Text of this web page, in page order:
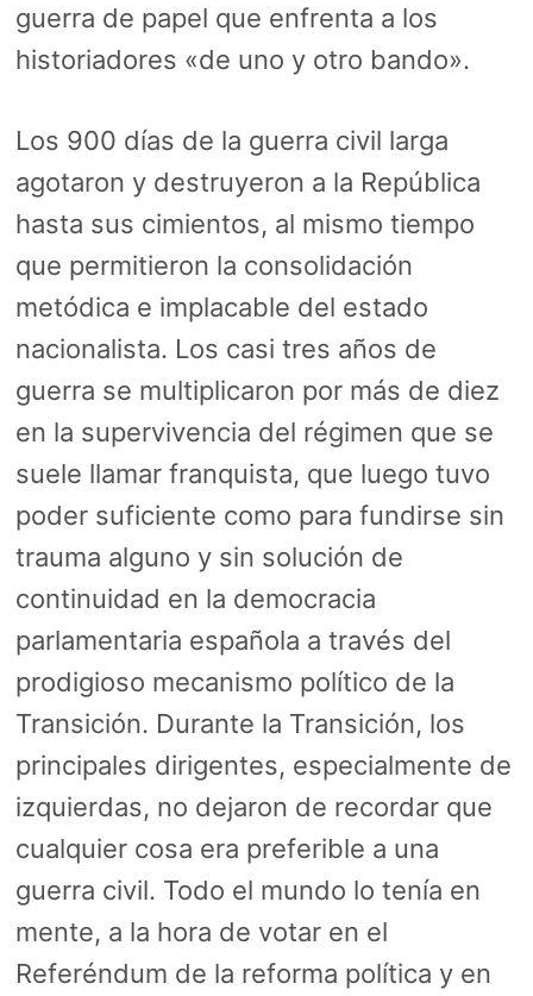
guerra de papel que enfrenta a los
historiadores «de uno y otro bando».
Los 900 días de la guerra civil larga
agotaron y destruyeron a la República
hasta sus cimientos, al mismo tiempo
que permitieron la consolidación
metódica e implacable del estado
nacionalista. Los casi tres años de
guerra se multiplicaron por más de diez
en la supervivencia del régimen que se
suele llamar franquista, que luego tuvo
poder suficiente como para fundirse sin
trauma alguno y sin solución de
continuidad en la democracia
parlamentaria española a través del
prodigioso mecanismo político de la
Transición. Durante la Transición, los
principales dirigentes, especialmente de
izquierdas, no dejaron de recordar que
cualquier cosa era preferible a una
guerra civil. Todo el mundo lo tenía en
mente, a la hora de votar en el
Referéndum de la reforma política y en